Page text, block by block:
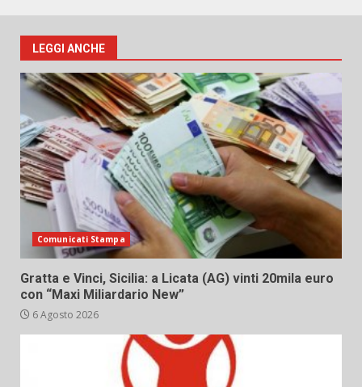
LEGGI ANCHE
Comunicati Stampa
Gratta e Vinci, Sicilia: a Licata (AG) vinti 20mila euro
con “Maxi Miliardario New”
6 Agosto 2026